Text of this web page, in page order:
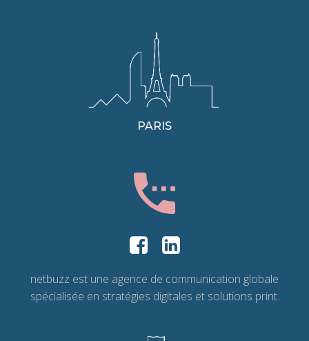
PARIS
netbuzz est une agence de communication globale
spécialisée en stratégies digitales et solutions print.